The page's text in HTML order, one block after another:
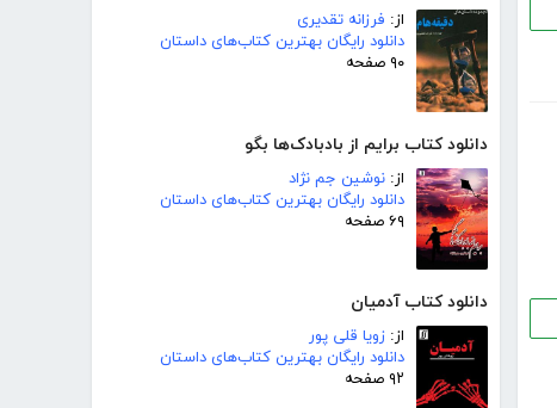
از: فرزانه تقدیری
دانلود رایگان بهترین کتاب‌های داستان
۹۰ صفحه
دانلود کتاب برایم از بادبادک‌ها بگو
از: نوشین جم نژاد
دانلود رایگان بهترین کتاب‌های داستان
۶۹ صفحه
دانلود کتاب آدمیان
از: زویا قلی پور
دانلود رایگان بهترین کتاب‌های داستان
۹۲ صفحه